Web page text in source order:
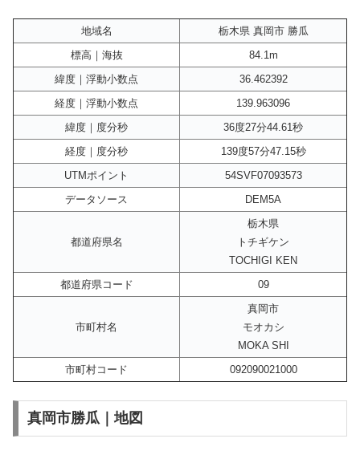
地域名
栃木県 真岡市 勝瓜
標高｜海抜
84.1m
緯度｜浮動小数点
36.462392
経度｜浮動小数点
139.963096
緯度｜度分秒
36度27分44.61秒
経度｜度分秒
139度57分47.15秒
UTMポイント
54SVF07093573
データソース
DEM5A
都道府県名
栃木県
トチギケン
TOCHIGI KEN
都道府県コード
09
市町村名
真岡市
モオカシ
MOKA SHI
市町村コード
092090021000
真岡市勝瓜｜地図